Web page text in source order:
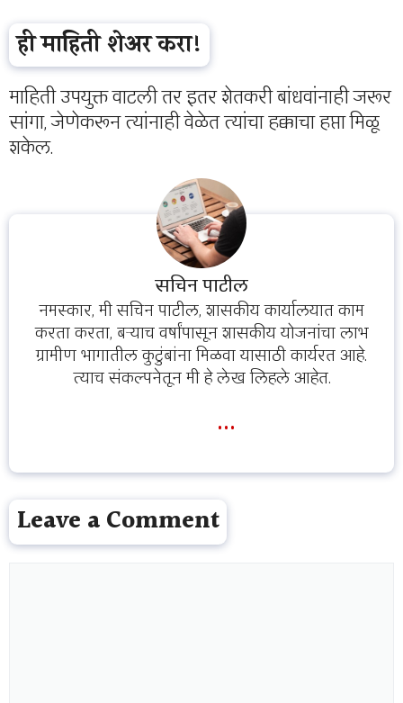
ही माहिती शेअर करा!
माहिती उपयुक्त वाटली तर इतर शेतकरी बांधवांनाही जरूर
सांगा, जेणेकरून त्यांनाही वेळेत त्यांचा हक्काचा हप्ता मिळू
शकेल.
सचिन पाटील
नमस्कार, मी सचिन पाटील, शासकीय कार्यालयात काम
करता करता, बऱ्याच वर्षांपासून शासकीय योजनांचा लाभ
ग्रामीण भागातील कुटुंबांना मिळवा यासाठी कार्यरत आहे.
त्याच संकल्पनेतून मी हे लेख लिहले आहेत.
...
Leave a Comment